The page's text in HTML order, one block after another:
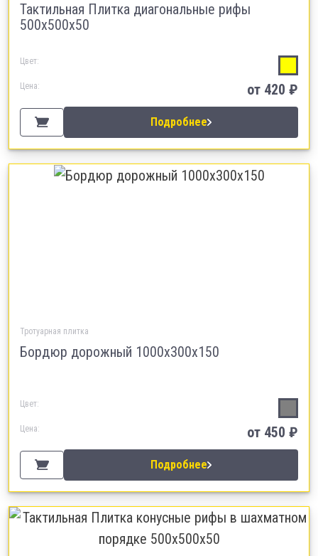
Тактильная Плитка диагональные рифы
500х500х50
Цвет:
Цена: от 420 ₽
Подробнее
Тротуарная плитка
Бордюр дорожный 1000х300х150
Цвет:
Цена: от 450 ₽
Подробнее